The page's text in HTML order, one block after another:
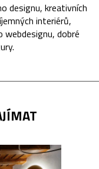
designu, kreativních
interiérů,
dobré